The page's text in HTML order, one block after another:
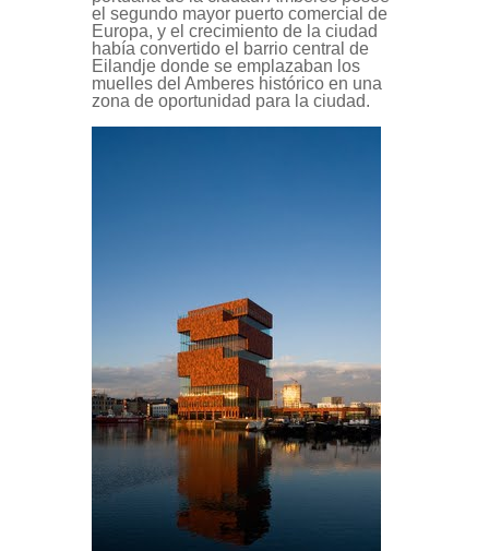
el segundo mayor puerto comercial de
Europa, y el crecimiento de la ciudad
había convertido el barrio central de
Eilandje donde se emplazaban los
muelles del Amberes histórico en una
zona de oportunidad para la ciudad.